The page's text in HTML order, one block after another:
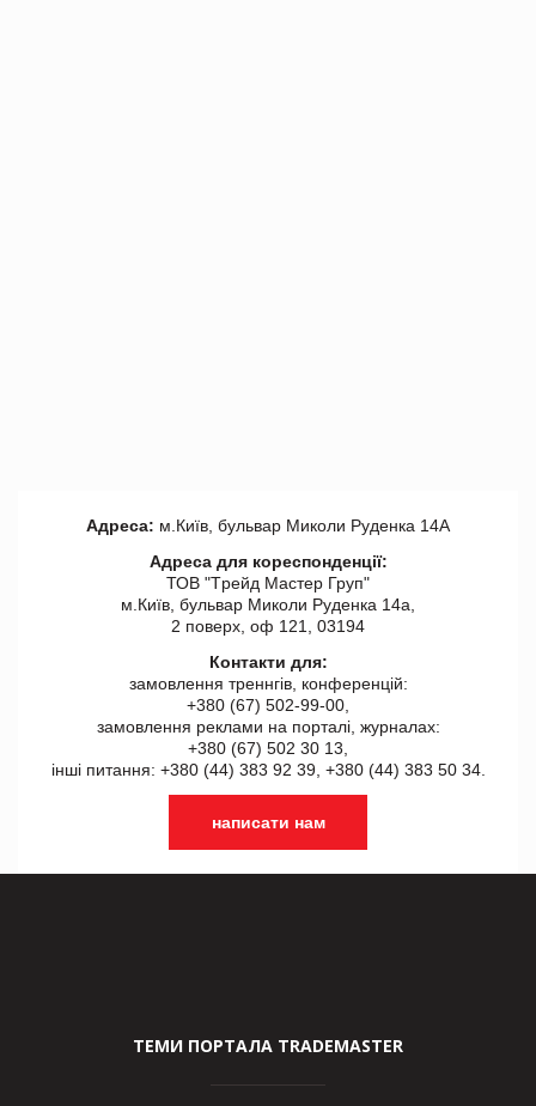
Адреса: м.Київ, бульвар Миколи Руденка 14А
Адреса для кореспонденції:
ТОВ "Tрейд Мастер Груп"
м.Київ, бульвар Миколи Руденка 14а,
2 поверх, оф 121, 03194
Контакти для:
замовлення треннгів, конференцій:
+380 (67) 502-99-00,
замовлення реклами на порталі, журналах:
+380 (67) 502 30 13,
інші питання: +380 (44) 383 92 39, +380 (44) 383 50 34.
написати нам
ТЕМИ ПОРТАЛА TRADEMASTER